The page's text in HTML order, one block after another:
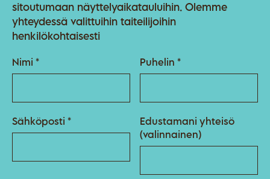
sitoutumaan näyttelyaikatauluihin. Olemme
yhteydessä valittuihin taiteilijoihin
henkilökohtaisesti
Nimi * Puhelin *
Sähköposti *
Edustamani yhteisö
(valinnainen)